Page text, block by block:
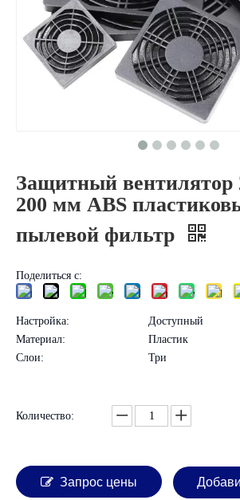
Защитный
200 мм ABS
пылевой фильтр
Поделиться с:
Настройка:
Доступный
Материал:
Пластик
Слои:
Три
Количество:
Запрос цены